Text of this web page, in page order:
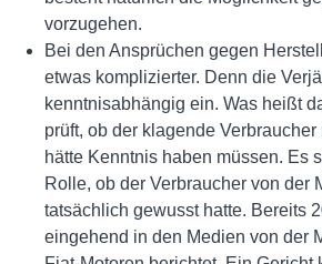
vorzugehen.
Bei den Ansprüchen gegen
etwas komplizierter. Denn die
kenntnisabhängig ein. Was heißt
prüft, ob der klagende
hätte Kenntnis haben müssen. Es
Rolle, ob der Verbraucher von der
tatsächlich gewusst hatte. Bereits
eingehend in den Medien von der